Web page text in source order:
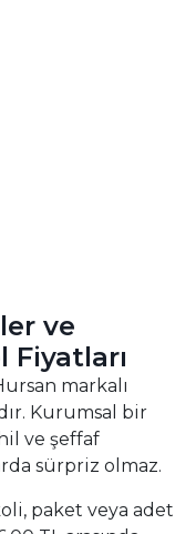
ve
Fiyatları
markalı
Kurumsal bir
ve şeffaf
sürpriz olmaz.
paket veya adet